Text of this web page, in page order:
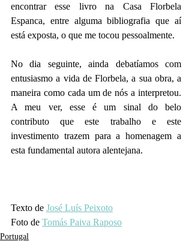
encontrar esse livro na Casa Florbela
Espanca, entre alguma bibliografia que aí
está exposta, o que me tocou pessoalmente.
No dia seguinte, ainda debatíamos com
entusiasmo a vida de Florbela, a sua obra, a
maneira como cada um de nós a interpretou.
A meu ver, esse é um sinal do belo
contributo que este trabalho e este
investimento trazem para a homenagem a
esta fundamental autora alentejana.
Texto de José Luís Peixoto
Foto de Tomás Paiva Raposo
Portugal